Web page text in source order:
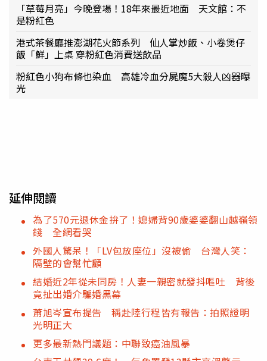
「草莓月亮」今晚登場！18年來最近地面 天文館：不
是粉紅色
港式茶餐廳推澎湖花火節系列 仙人掌炒飯、小卷煲仔
飯「鮮」上桌 穿粉紅色消費送飲品
粉紅色小狗布條也染血 高雄冷血分屍魔5大殺人凶器曝
光
延伸閱讀
為了570元退休金拚了！媳婦背90歲婆婆翻山越嶺領
錢 全網看哭
外國人驚呆！「LV包放座位」沒被偷 台灣人笑：
隔壁的會幫忙顧
結婚近2年從未同房！人妻一親密就發抖嘔吐 背後
竟扯出婚介騙婚黑幕
蕭旭岑宣布提告 稱赴陸行程皆有報告：拍照證明
光明正大
更多最新熱門議題：中聯致癌油風暴